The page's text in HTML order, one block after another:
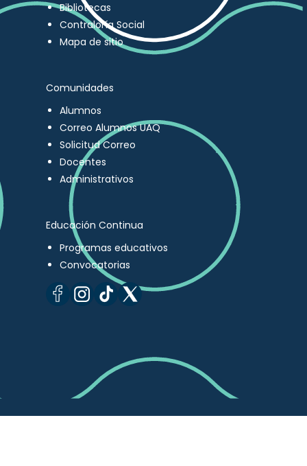
Bibliotecas
Contraloría Social
Mapa de sitio
Comunidades
Alumnos
Correo Alumnos UAQ
Solicitud Correo
Docentes
Administrativos
Educación Continua
Programas educativos
Convocatorias